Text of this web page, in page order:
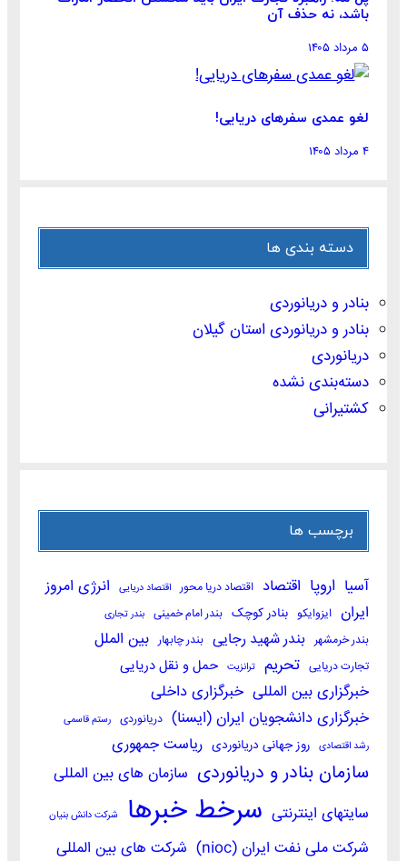
باشد، نه حذف آن
۵ مرداد ۱۴۰۵
لغو عمدی سفرهای دریایی!
۴ مرداد ۱۴۰۵
دسته بندی ها
بنادر و دریانوردی
بنادر و دریانوردی استان گیلان
دریانوردی
دسته‌بندی نشده
کشتیرانی
برچسب ها
آسیا اروپا اقتصاد اقتصاد دریا محور اقتصاد دریایی
انرژی امروز
ایران ایزوایکو بنادر کوچک بندر امام خمینی بندر تجاری
بندر خرمشهر بندر شهید رجایی بندر چابهار بین الملل
تجارت دریایی تحریم ترانزیت حمل و نقل دریایی
خبرگزاری بین المللی خبرگزاری داخلی
خبرگزاری دانشجویان ایران (ایسنا) دریانوردی
رستم قاسمی
رشد اقتصادی
روز جهانی دریانوردی ریاست جمهوری
سازمان بنادر و دریانوردی سازمان های بین المللی
سایتهای اینترنتی سرخط خبرها شرکت دانش بنیان
شرکت ملی نفت ایران (nioc) شرکت های بین المللی